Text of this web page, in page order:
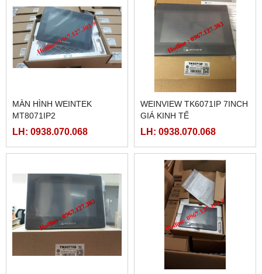
MÀN HÌNH WEINTEK
MT8071IP2
LH: 0938.070.068
WEINVIEW TK6071IP 7INCH
GIÁ KINH TẾ
LH: 0938.070.068